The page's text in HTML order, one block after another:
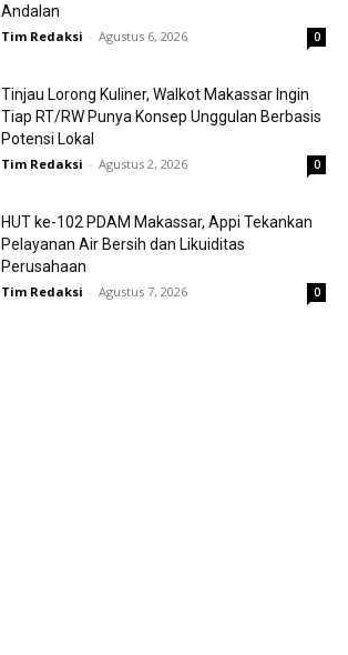
Andalan
Tim Redaksi - Agustus 6, 2026 0
Tinjau Lorong Kuliner, Walkot Makassar Ingin
Tiap RT/RW Punya Konsep Unggulan Berbasis
Potensi Lokal
Tim Redaksi - Agustus 2, 2026 0
HUT ke-102 PDAM Makassar, Appi Tekankan
Pelayanan Air Bersih dan Likuiditas
Perusahaan
Tim Redaksi - Agustus 7, 2026 0